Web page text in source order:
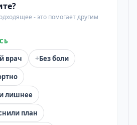
- это помогает другим
врач +Без боли
лишнее
план